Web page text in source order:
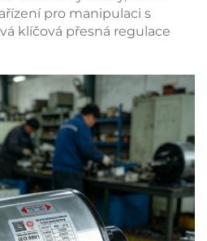
pro manipulaci s
klíčová přesná regulace